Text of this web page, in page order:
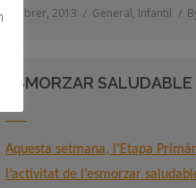
8 febrer, 2013 General, Infantil
ESMORZAR SALUDABLE
Aquesta setmana, l’Etapa
l’activitat de l’esmorzar